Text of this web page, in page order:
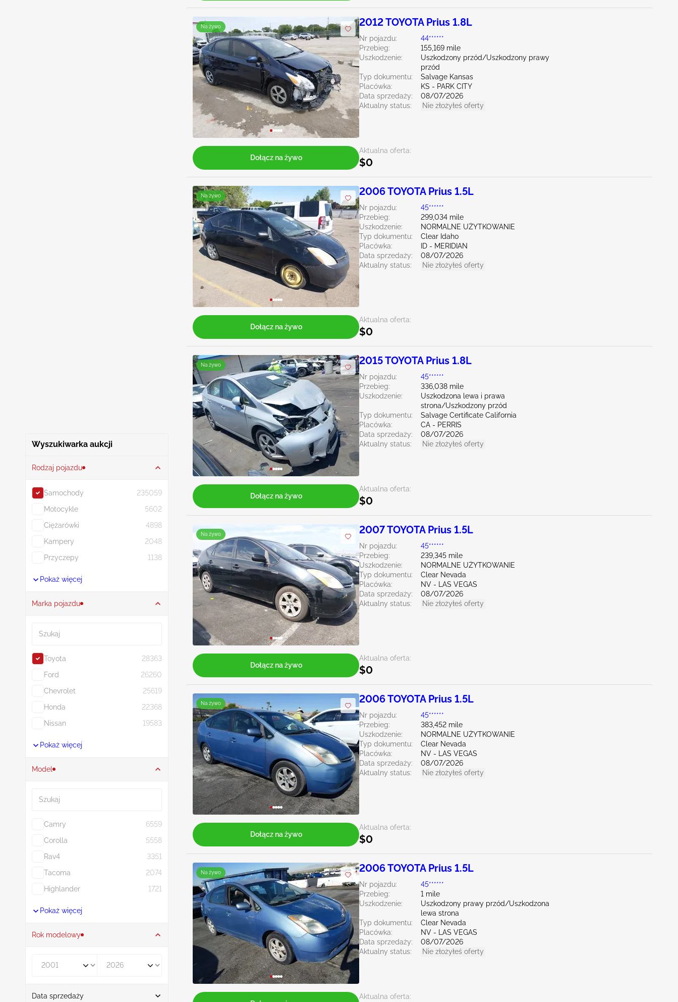
Wyszukiwarka aukcji
Rodzaj pojazdu
Samochody
235059
Motocykle
5602
Ciężarówki
4898
Kampery
2048
Przyczepy
1138
Pokaż więcej
Marka pojazdu
Toyota
28363
Ford
26260
Chevrolet
25619
Honda
22368
Nissan
19583
Pokaż więcej
Model
Camry
6559
Corolla
5558
Rav4
3351
Tacoma
2074
Highlander
1721
Pokaż więcej
Rok modelowy
Data sprzedaży
Na żywo 2012 TOYOTA Prius 1.8L
Nr pojazdu:
44******
Przebieg:
155,169 mile
Uszkodzenie:
Uszkodzony przód/Uszkodzony prawy
przód
Typ dokumentu:
Salvage Kansas
Placówka:
KS - PARK CITY
Data sprzedaży:
08/07/2026
Aktualny status:
Nie złożyłeś oferty
Aktualna oferta:
$0
Dołącz na żywo
Na żywo 2006 TOYOTA Prius 1.5L
Nr pojazdu:
45******
Przebieg:
299,034 mile
Uszkodzenie:
NORMALNE UŻYTKOWANIE
Typ dokumentu:
Clear Idaho
Placówka:
ID - MERIDIAN
Data sprzedaży:
08/07/2026
Aktualny status:
Nie złożyłeś oferty
Aktualna oferta:
$0
Dołącz na żywo
Na żywo 2015 TOYOTA Prius 1.8L
Nr pojazdu:
45******
Przebieg:
336,038 mile
Uszkodzenie:
Uszkodzona lewa i prawa
strona/Uszkodzony przód
Typ dokumentu:
Salvage Certificate California
Placówka:
CA - PERRIS
Data sprzedaży:
08/07/2026
Aktualny status:
Nie złożyłeś oferty
Aktualna oferta:
$0
Dołącz na żywo
Na żywo 2007 TOYOTA Prius 1.5L
Nr pojazdu:
45******
Przebieg:
239,345 mile
Uszkodzenie:
NORMALNE UŻYTKOWANIE
Typ dokumentu:
Clear Nevada
Placówka:
NV - LAS VEGAS
Data sprzedaży:
08/07/2026
Aktualny status:
Nie złożyłeś oferty
Aktualna oferta:
$0
Dołącz na żywo
Na żywo 2006 TOYOTA Prius 1.5L
Nr pojazdu:
45******
Przebieg:
383,452 mile
Uszkodzenie:
NORMALNE UŻYTKOWANIE
Typ dokumentu:
Clear Nevada
Placówka:
NV - LAS VEGAS
Data sprzedaży:
08/07/2026
Aktualny status:
Nie złożyłeś oferty
Aktualna oferta:
$0
Dołącz na żywo
Na żywo 2006 TOYOTA Prius 1.5L
Nr pojazdu:
45******
Przebieg:
1 mile
Uszkodzenie:
Uszkodzony prawy przód/Uszkodzona
lewa strona
Typ dokumentu:
Clear Nevada
Placówka:
NV - LAS VEGAS
Data sprzedaży:
08/07/2026
Aktualny status:
Nie złożyłeś oferty
Aktualna oferta: